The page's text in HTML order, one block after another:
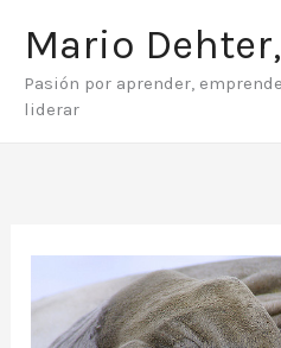
contenido
Mario
Pasión por aprender,
liderar